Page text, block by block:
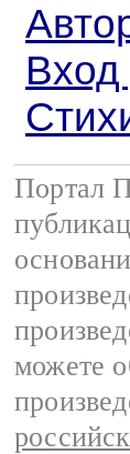
Вход
Портал
можете